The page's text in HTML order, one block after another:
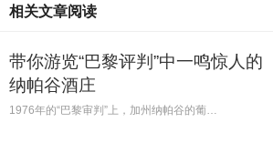
相关文章阅读
带你游览“巴黎评判”中一鸣惊人的
纳帕谷酒庄
1976年的“巴黎审判”上，加州纳帕谷的葡…